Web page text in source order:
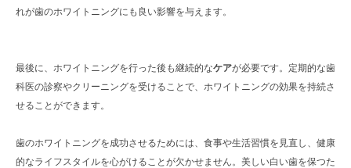
れが歯のホワイトニングにも良い影響を与えます。
最後に、ホワイトニングを行った後も継続的なケアが必要です。定期的な歯
科医の診察やクリーニングを受けることで、ホワイトニングの効果を持続さ
せることができます。
歯のホワイトニングを成功させるためには、食事や生活習慣を見直し、健康
的なライフスタイルを心がけることが欠かせません。美しい白い歯を保つた